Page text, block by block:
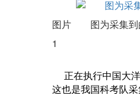
图片 图为采集到的
1
正在执行中国大洋
这也是我国科考队采